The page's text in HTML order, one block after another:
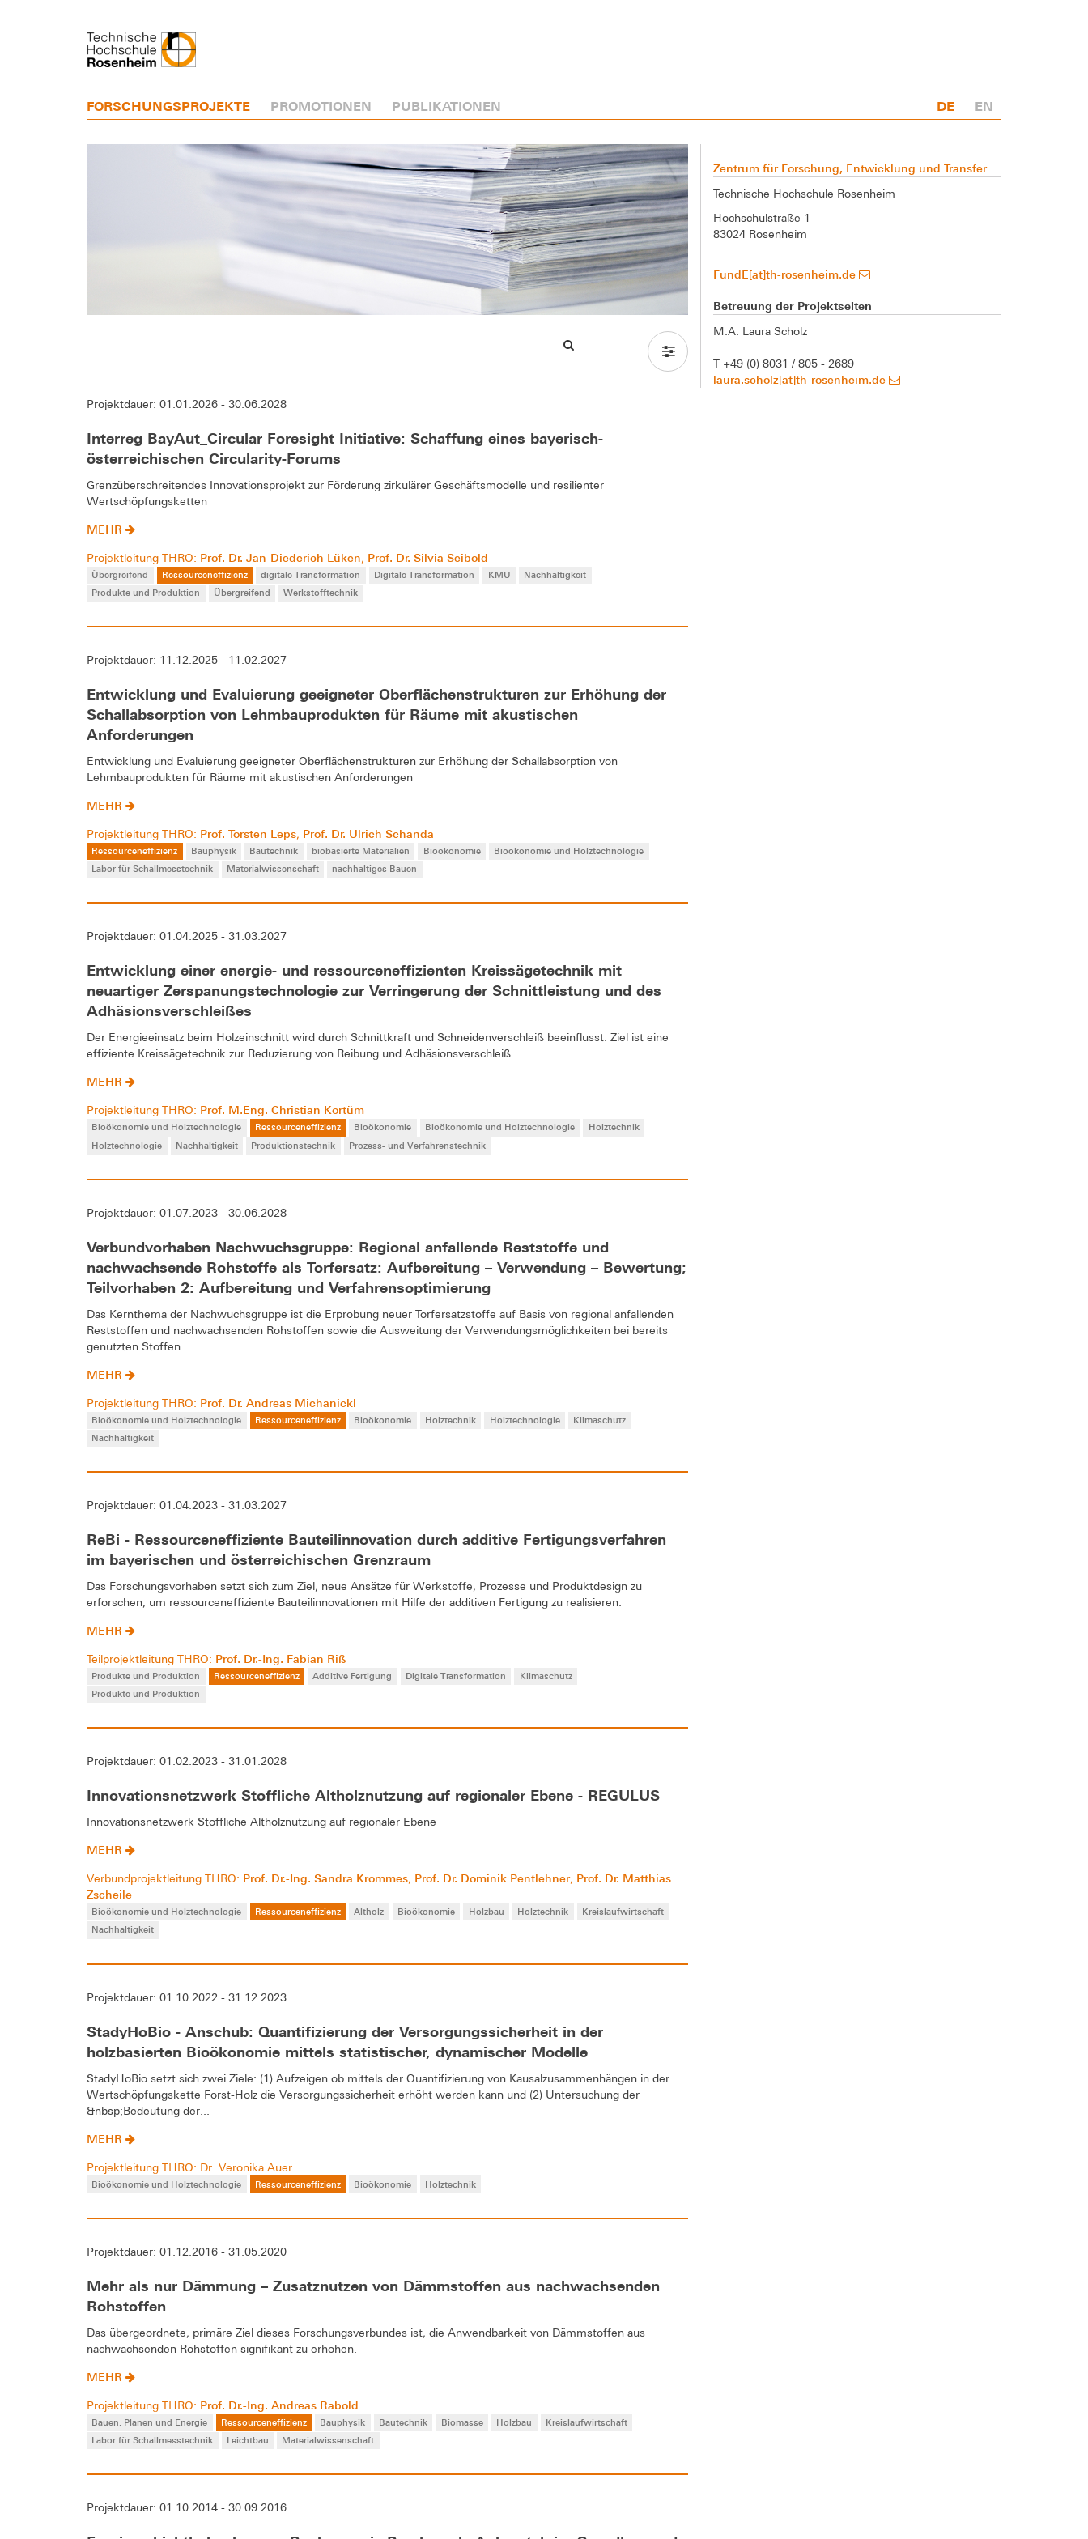
FORSCHUNGSPROJEKTE PROMOTIONEN PUBLIKATIONEN DE EN
Projektdauer: 01.01.2026 - 30.06.2028
Interreg BayAut_Circular Foresight Initiative: Schaffung eines bayerisch-
österreichischen Circularity-Forums
Grenzüberschreitendes Innovationsprojekt zur Förderung zirkulärer Geschäftsmodelle und resilienter
Wertschöpfungsketten
MEHR
Projektleitung THRO: Prof. Dr. Jan-Diederich Lüken, Prof. Dr. Silvia Seibold
Übergreifend Ressourceneffizienz digitale Transformation Digitale Transformation KMU
Nachhaltigkeit
Produkte und Produktion
Übergreifend Werkstofftechnik
Projektdauer: 11.12.2025 - 11.02.2027
Entwicklung und Evaluierung geeigneter Oberflächenstrukturen zur Erhöhung der
Schallabsorption von Lehmbauprodukten für Räume mit akustischen
Anforderungen
Entwicklung und Evaluierung geeigneter Oberflächenstrukturen zur Erhöhung der Schallabsorption von
Lehmbauprodukten für Räume mit akustischen Anforderungen
MEHR
Projektleitung THRO: Prof. Torsten Leps, Prof. Dr. Ulrich Schanda
Ressourceneffizienz Bauphysik Bautechnik biobasierte Materialien Bioökonomie
Bioökonomie und Holztechnologie
Labor für Schallmesstechnik
Materialwissenschaft nachhaltiges Bauen
Projektdauer: 01.04.2025 - 31.03.2027
Entwicklung einer energie- und ressourceneffizienten Kreissägetechnik mit
neuartiger Zerspanungstechnologie zur Verringerung der Schnittleistung und des
Adhäsionsverschleißes
Der Energieeinsatz beim Holzeinschnitt wird durch Schnittkraft und Schneidenverschleiß beeinflusst. Ziel ist eine
effiziente Kreissägetechnik zur Reduzierung von Reibung und Adhäsionsverschleiß.
MEHR
Projektleitung THRO: Prof. M.Eng. Christian Kortüm
Bioökonomie und Holztechnologie Ressourceneffizienz Bioökonomie Bioökonomie und Holztechnologie
Holztechnik
Holztechnologie
Nachhaltigkeit Produktionstechnik Prozess- und Verfahrenstechnik
Projektdauer: 01.07.2023 - 30.06.2028
Verbundvorhaben Nachwuchsgruppe: Regional anfallende Reststoffe und
nachwachsende Rohstoffe als Torfersatz: Aufbereitung – Verwendung – Bewertung;
Teilvorhaben 2: Aufbereitung und Verfahrensoptimierung
Das Kernthema der Nachwuchsgruppe ist die Erprobung neuer Torfersatzstoffe auf Basis von regional anfallenden
Reststoffen und nachwachsenden Rohstoffen sowie die Ausweitung der Verwendungsmöglichkeiten bei bereits
genutzten Stoffen.
MEHR
Projektleitung THRO: Prof. Dr. Andreas Michanickl
Bioökonomie und Holztechnologie Ressourceneffizienz Bioökonomie Holztechnik Holztechnologie
Klimaschutz
Nachhaltigkeit
Projektdauer: 01.04.2023 - 31.03.2027
ReBi - Ressourceneffiziente Bauteilinnovation durch additive Fertigungsverfahren
im bayerischen und österreichischen Grenzraum
Das Forschungsvorhaben setzt sich zum Ziel, neue Ansätze für Werkstoffe, Prozesse und Produktdesign zu
erforschen, um ressourceneffiziente Bauteilinnovationen mit Hilfe der additiven Fertigung zu realisieren.
MEHR
Teilprojektleitung THRO: Prof. Dr.-Ing. Fabian Riß
Produkte und Produktion Ressourceneffizienz Additive Fertigung Digitale Transformation
Klimaschutz
Produkte und Produktion
Projektdauer: 01.02.2023 - 31.01.2028
Innovationsnetzwerk Stoffliche Altholznutzung auf regionaler Ebene - REGULUS
Innovationsnetzwerk Stoffliche Altholznutzung auf regionaler Ebene
MEHR
Verbundprojektleitung THRO: Prof. Dr.-Ing. Sandra Krommes, Prof. Dr. Dominik Pentlehner, Prof. Dr. Matthias
Zscheile
Bioökonomie und Holztechnologie Ressourceneffizienz Altholz Bioökonomie Holzbau Holztechnik
Kreislaufwirtschaft
Nachhaltigkeit
Projektdauer: 01.10.2022 - 31.12.2023
StadyHoBio - Anschub: Quantifizierung der Versorgungssicherheit in der
holzbasierten Bioökonomie mittels statistischer, dynamischer Modelle
StadyHoBio setzt sich zwei Ziele: (1) Aufzeigen ob mittels der Quantifizierung von Kausalzusammenhängen in der
Wertschöpfungskette Forst-Holz die Versorgungssicherheit erhöht werden kann und (2) Untersuchung der
&nbsp;Bedeutung der...
MEHR
Projektleitung THRO: Dr. Veronika Auer
Bioökonomie und Holztechnologie Ressourceneffizienz Bioökonomie Holztechnik
Projektdauer: 01.12.2016 - 31.05.2020
Mehr als nur Dämmung – Zusatznutzen von Dämmstoffen aus nachwachsenden
Rohstoffen
Das übergeordnete, primäre Ziel dieses Forschungsverbundes ist, die Anwendbarkeit von Dämmstoffen aus
nachwachsenden Rohstoffen signifikant zu erhöhen.
MEHR
Projektleitung THRO: Prof. Dr.-Ing. Andreas Rabold
Bauen, Planen und Energie Ressourceneffizienz Bauphysik Bautechnik Biomasse Holzbau
Kreislaufwirtschaft
Labor für Schallmesstechnik
Leichtbau Materialwissenschaft
Projektdauer: 01.10.2014 - 30.09.2016
Zentrum für Forschung, Entwicklung und Transfer
Technische Hochschule Rosenheim
Hochschulstraße 1
83024 Rosenheim
FundE[at]th-rosenheim.de
Betreuung der Projektseiten
M.A. Laura Scholz
T +49 (0) 8031 / 805 - 2689
laura.scholz[at]th-rosenheim.de